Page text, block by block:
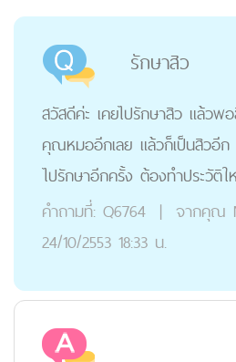
รักษาสิว
สวัสดีค่ะ เคยไปรักษาสิว แล้วพ
คุณหมออีกเลย แล้วก็เป็นสิวอีก
ไปรักษาอีกครั้ง ต้องทำประวัติใ
คำถามที่: Q6764 | จากคุณ
24/10/2553 18:33 น.